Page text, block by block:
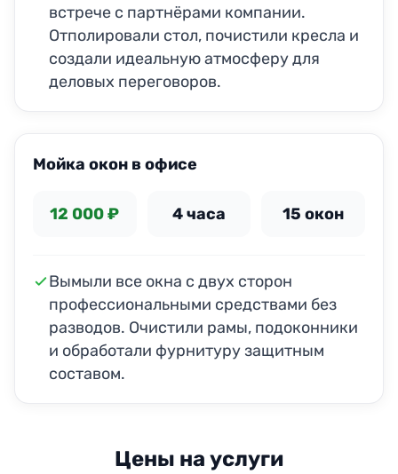
встрече с партнёрами компании.
Отполировали стол, почистили кресла и
создали идеальную атмосферу для
деловых переговоров.
Мойка окон в офисе
12 000 ₽ 4 часа 15 окон
Вымыли все окна с двух сторон
профессиональными средствами без
разводов. Очистили рамы, подоконники
и обработали фурнитуру защитным
составом.
Цены на услуги